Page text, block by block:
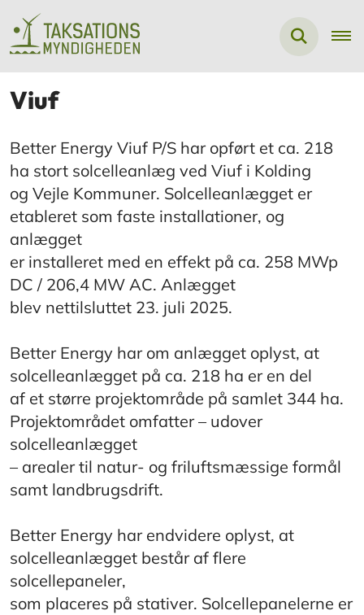
Viuf
Better Energy Viuf P/S har opført et ca. 218
ha stort solcelleanlæg ved Viuf i Kolding
og Vejle Kommuner. Solcelleanlægget er
etableret som faste installationer, og
anlægget
er installeret med en effekt på ca. 258 MWp
DC / 206,4 MW AC. Anlægget
blev nettilsluttet 23. juli 2025.
Better Energy har om anlægget oplyst, at
solcelleanlægget på ca. 218 ha er en del
af et større projektområde på samlet 344 ha.
Projektområdet omfatter – udover
solcelleanlægget
– arealer til natur- og friluftsmæssige formål
samt landbrugsdrift.
Better Energy har endvidere oplyst, at
solcelleanlægget består af flere
solcellepaneler,
som placeres på stativer. Solcellepanelerne er